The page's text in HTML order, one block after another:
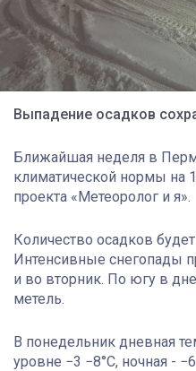
Выпадение осадков
Ближайшая неделя в
климатической нормы на
проекта «Метеоролог и я».
Количество осадков
Интенсивные снегопады
и во вторник. По югу в
метель.
В понедельник дневная
уровне −3 −8°C, ночная -